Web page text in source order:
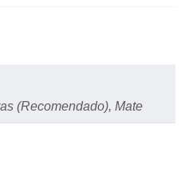
(Recomendado), Mate